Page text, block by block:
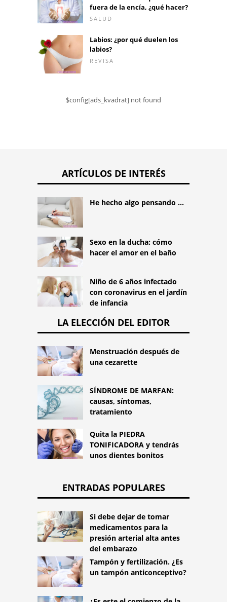
fuera de la encía, ¿qué hacer?
SALUD
Labios: ¿por qué duelen los
labios?
REVISA
$config[ads_kvadrat] not found
ARTÍCULOS DE INTERÉS
He hecho algo pensando ...
Sexo en la ducha: cómo
hacer el amor en el baño
Niño de 6 años infectado
con coronavirus en el jardín
de infancia
LA ELECCIÓN DEL EDITOR
Menstruación después de
una cezarette
SÍNDROME DE MARFAN:
causas, síntomas,
tratamiento
Quita la PIEDRA
TONIFICADORA y tendrás
unos dientes bonitos
ENTRADAS POPULARES
Si debe dejar de tomar
medicamentos para la
presión arterial alta antes
del embarazo
Tampón y fertilización. ¿Es
un tampón anticonceptivo?